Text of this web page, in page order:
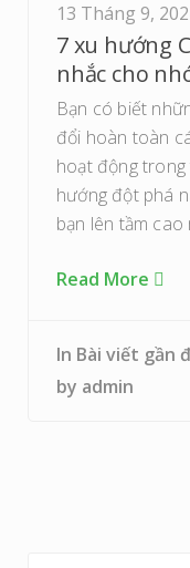
13 Tháng 9,
7 xu hướng
nhắc cho
Bạn có biết
đổi hoàn toàn
hoạt động trong
hướng đột phá
bạn lên tầm cao
Read More
In Bài viết gần
by admin